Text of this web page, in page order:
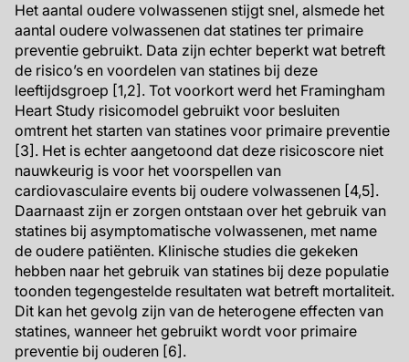
Het aantal oudere volwassenen stijgt snel, alsmede het
aantal oudere volwassenen dat statines ter primaire
preventie gebruikt. Data zijn echter beperkt wat betreft
de risico’s en voordelen van statines bij deze
leeftijdsgroep [1,2]. Tot voorkort werd het Framingham
Heart Study risicomodel gebruikt voor besluiten
omtrent het starten van statines voor primaire preventie
[3]. Het is echter aangetoond dat deze risicoscore niet
nauwkeurig is voor het voorspellen van
cardiovasculaire events bij oudere volwassenen [4,5].
Daarnaast zijn er zorgen ontstaan over het gebruik van
statines bij asymptomatische volwassenen, met name
de oudere patiënten. Klinische studies die gekeken
hebben naar het gebruik van statines bij deze populatie
toonden tegengestelde resultaten wat betreft mortaliteit.
Dit kan het gevolg zijn van de heterogene effecten van
statines, wanneer het gebruikt wordt voor primaire
preventie bij ouderen [6].